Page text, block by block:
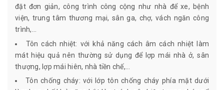
đặt đơn giản, công trình công cộng như nhà để xe, bệnh
viện, trung tâm thương mại, sân ga, chợ, vách ngăn công
trình,...
Tôn cách nhiệt: với khả năng cách âm cách nhiệt làm
mát hiệu quả nên thường sử dụng để lợp mái nhà ở, sân
thượng, lợp mái hiên, nhà tiền chế,...
Tôn chống cháy: với lớp tôn chống cháy phía mặt dưới